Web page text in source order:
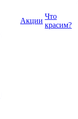
Акции
Что
красим?